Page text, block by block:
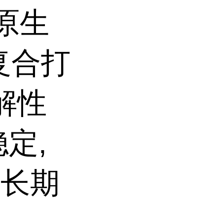
生
合打
性
,
期